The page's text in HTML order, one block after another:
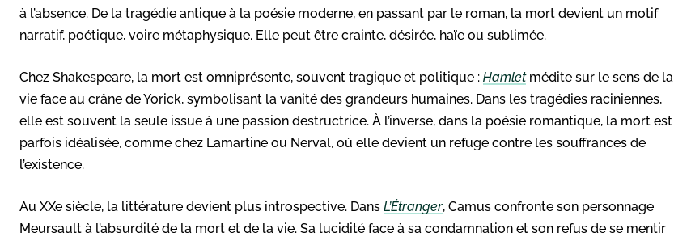
à l’absence. De la tragédie antique à la poésie moderne, en passant par le roman, la mort devient un motif
narratif, poétique, voire métaphysique. Elle peut être crainte, désirée, haïe ou sublimée.
Chez Shakespeare, la mort est omniprésente, souvent tragique et politique : Hamletmédite sur le sens de la
vie face au crâne de Yorick, symbolisant la vanité des grandeurs humaines. Dans les tragédies raciniennes,
elle est souvent la seule issue à une passion destructrice. À l’inverse, dans la poésie romantique, la mort est
parfois idéalisée, comme chez Lamartine ou Nerval, où elle devient un refuge contre les souffrances de
l’existence.
Au XXe siècle, la littérature devient plus introspective. Dans L’Étranger, Camus confronte son personnage
Meursault à l’absurdité de la mort et de la vie. Sa lucidité face à sa condamnation et son refus de se mentir